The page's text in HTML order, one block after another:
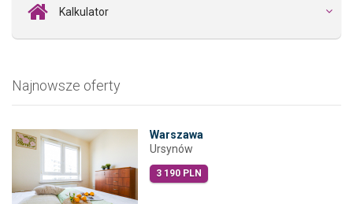
Kalkulator
Najnowsze oferty
Warszawa
Ursynów
3 190 PLN